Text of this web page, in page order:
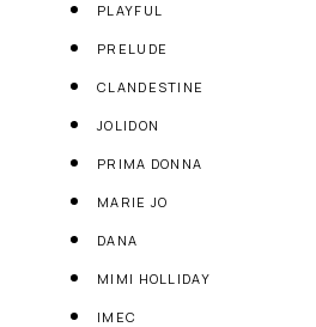
PLAYFUL
PRELUDE
CLANDESTINE
JOLIDON
PRIMA DONNA
MARIE JO
DANA
MIMI HOLLIDAY
IMEC